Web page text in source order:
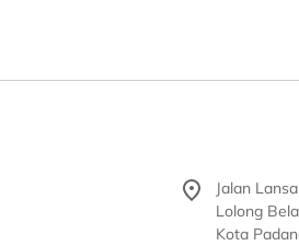
Jalan
Lolong
Kota